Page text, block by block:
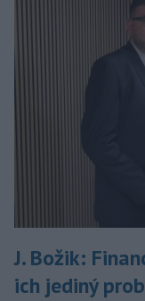
J. Božik:
ich jediný